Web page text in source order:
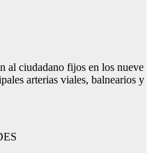
al ciudadano fijos en los nueve
arterias viales, balnearios y